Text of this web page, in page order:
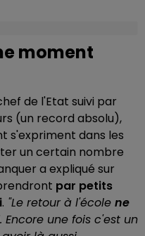
moment
de l'Etat suivi par
(un record absolu),
s'expriment dans les
un certain nombre
a expliqué sur
par petits
. "Le retour à l'école ne
Encore une fois c'est un